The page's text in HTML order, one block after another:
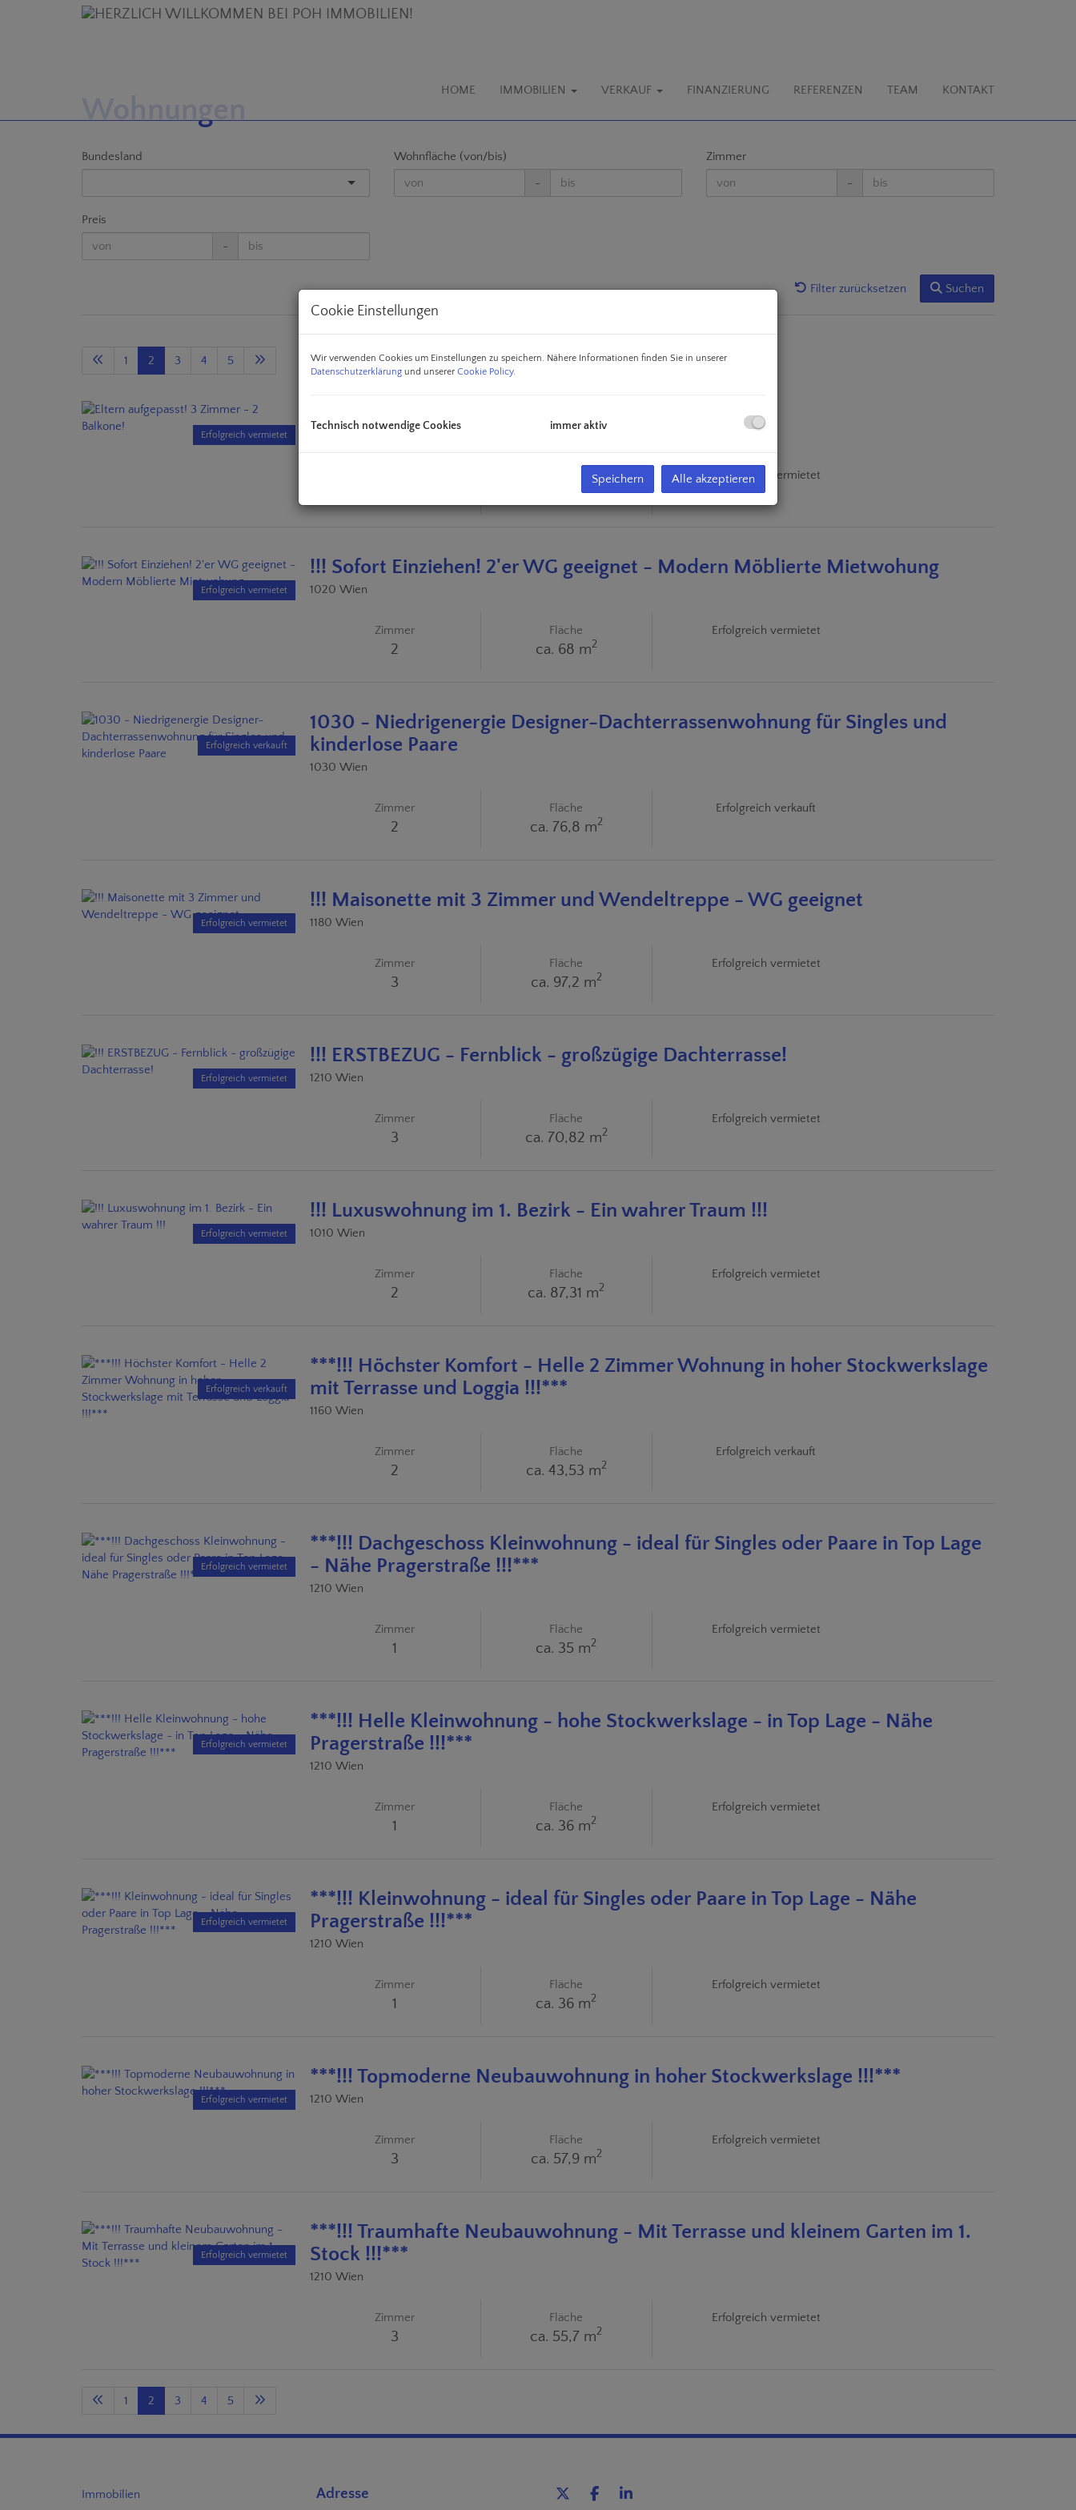
HOME IMMOBILIEN VERKAUF FINANZIERUNG REFERENZEN TEAM KONTAKT
Bundesland
Wohnfläche (von/bis)
-
Zimmer
-
Preis
-
Filter zurücksetzen Suchen
1 2 3 4 5
Erfolgreich vermietet
ca. 76,8 m2
Erfolgreich vermietet
Erfolgreich vermietet
!!! Sofort Einziehen! 2'er WG geeignet - Modern Möblierte Mietwohung
1020 Wien
Zimmer
2
Fläche
ca. 68 m2
Erfolgreich vermietet
Erfolgreich verkauft
1030 - Niedrigenergie Designer-Dachterrassenwohnung für Singles und
kinderlose Paare
1030 Wien
Zimmer
2
Fläche
ca. 76,8 m2
Erfolgreich verkauft
Erfolgreich vermietet
!!! Maisonette mit 3 Zimmer und Wendeltreppe - WG geeignet
1180 Wien
Zimmer
3
Fläche
ca. 97,2 m2
Erfolgreich vermietet
Erfolgreich vermietet
!!! ERSTBEZUG - Fernblick - großzügige Dachterrasse!
1210 Wien
Zimmer
3
Fläche
ca. 70,82 m2
Erfolgreich vermietet
Erfolgreich vermietet
!!! Luxuswohnung im 1. Bezirk - Ein wahrer Traum !!!
1010 Wien
Zimmer
2
Fläche
ca. 87,31 m2
Erfolgreich vermietet
Erfolgreich verkauft
***!!! Höchster Komfort - Helle 2 Zimmer Wohnung in hoher Stockwerkslage
mit Terrasse und Loggia !!!***
1160 Wien
Zimmer
2
Fläche
ca. 43,53 m2
Erfolgreich verkauft
Erfolgreich vermietet
***!!! Dachgeschoss Kleinwohnung - ideal für Singles oder Paare in Top Lage
- Nähe Pragerstraße !!!***
1210 Wien
Zimmer
1
Fläche
ca. 35 m2
Erfolgreich vermietet
Erfolgreich vermietet
***!!! Helle Kleinwohnung - hohe Stockwerkslage - in Top Lage - Nähe
Pragerstraße !!!***
1210 Wien
Zimmer
1
Fläche
ca. 36 m2
Erfolgreich vermietet
Erfolgreich vermietet
***!!! Kleinwohnung - ideal für Singles oder Paare in Top Lage - Nähe
Pragerstraße !!!***
1210 Wien
Zimmer
1
Fläche
ca. 36 m2
Erfolgreich vermietet
Erfolgreich vermietet
***!!! Topmoderne Neubauwohnung in hoher Stockwerkslage !!!***
1210 Wien
Zimmer
3
Fläche
ca. 57,9 m2
Erfolgreich vermietet
Erfolgreich vermietet
***!!! Traumhafte Neubauwohnung - Mit Terrasse und kleinem Garten im 1.
Stock !!!***
1210 Wien
Zimmer
3
Fläche
ca. 55,7 m2
Erfolgreich vermietet
1 2 3 4 5
Immobilien Adresse
Cookie Einstellungen
Wir verwenden Cookies um Einstellungen zu speichern. Nähere Informationen finden Sie in unserer
Datenschutzerklärung und unserer Cookie Policy.
Technisch notwendige Cookies immer aktiv
Speichern Alle akzeptieren